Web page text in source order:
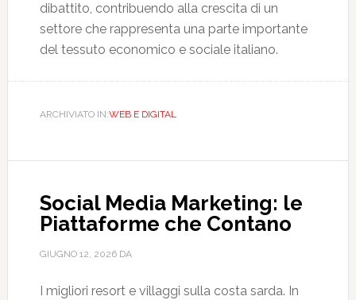
dibattito, contribuendo alla crescita di un
settore che rappresenta una parte importante
del tessuto economico e sociale italiano.
ARCHIVIATO IN:WEB E DIGITAL
Social Media Marketing: le
Piattaforme che Contano
GIUGNO 12, 2026DA
I migliori resort e villaggi sulla costa sarda. In